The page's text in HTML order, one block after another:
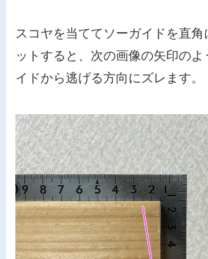
スコヤを当ててソーガイドを直角
ットすると、次の画像の矢印の
イドから逃げる方向にズレます。